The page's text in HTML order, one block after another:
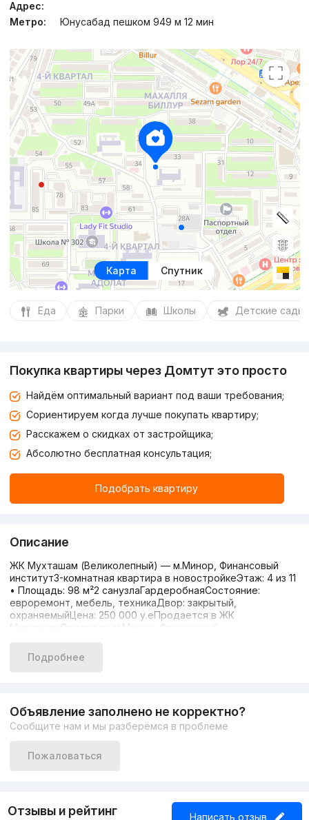
Адрес:
Метро:
Юнусабад пешком 949 м 12 мин
Карта Спутник
Еда Парки Школы Детские сады
Покупка квартиры через Домтут это просто
Найдём оптимальный вариант под ваши требования;
Сориентируем когда лучше покупать квартиру;
Расскажем о скидках от застройщика;
Абсолютно бесплатная консультация;
Подобрать квартиру
Описание
ЖК Мухташам (Великолепный) — м.Минор, Финансовый
институт3-комнатная квартира в новостройкеЭтаж: 4 из 11
• Площадь: 98 м²2 санузлаГардеробнаяСостояние:
евроремонт, мебель, техникаДвор: закрытый,
охраняемыйЦена: 250 000 у.еПродается в ЖК
МухташамОриентир: м.Минор, Финансовый
помочь!Подробнее
Объявление заполнено не корректно?
Сообщите нам и мы разберёмся в проблеме
Пожаловаться
Отзывы и рейтинг Написать отзыв